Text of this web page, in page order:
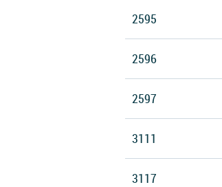
2595
2596
2597
3111
3117